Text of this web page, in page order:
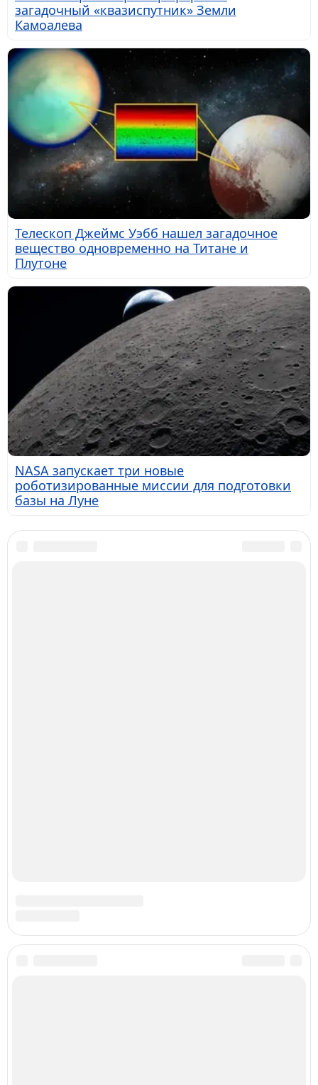
загадочный «квазиспутник» Земли
Камоалева
Телескоп Джеймс Уэбб нашел загадочное
вещество одновременно на Титане и
Плутоне
NASA запускает три новые
роботизированные миссии для подготовки
базы на Луне